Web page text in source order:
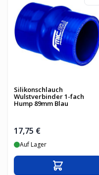
Silikonschlauch
Wulstverbinder 1-fach
Hump 89mm Blau
17,75 €
Auf Lager
In den